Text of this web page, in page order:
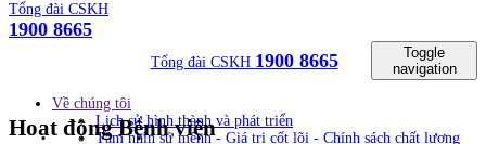
Tổng đài CSKH
1900 8665
Tổng đài CSKH 1900 8665
Toggle
navigation
Về chúng tôi
Lịch sử hình thành và phát triển
Tầm nhìn sứ mệnh - Giá trị cốt lõi - Chính sách chất lượng
Hoạt động Bệnh viện